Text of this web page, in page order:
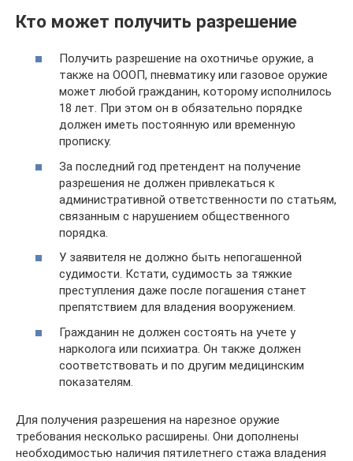
Кто может получить разрешение
Получить разрешение на охотничье оружие, а
также на ОООП, пневматику или газовое оружие
может любой гражданин, которому исполнилось
18 лет. При этом он в обязательно порядке
должен иметь постоянную или временную
прописку.
За последний год претендент на получение
разрешения не должен привлекаться к
административной ответственности по статьям,
связанным с нарушением общественного
порядка.
У заявителя не должно быть непогашенной
судимости. Кстати, судимость за тяжкие
преступления даже после погашения станет
препятствием для владения вооружением.
Гражданин не должен состоять на учете у
нарколога или психиатра. Он также должен
соответствовать и по другим медицинским
показателям.
Для получения разрешения на нарезное оружие
требования несколько расширены. Они дополнены
необходимостью наличия пятилетнего стажа владения